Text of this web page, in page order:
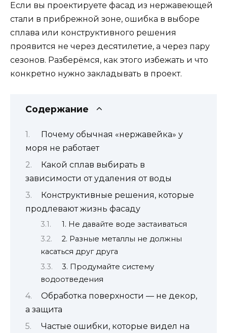
Если вы проектируете фасад из нержавеющей
стали в прибрежной зоне, ошибка в выборе
сплава или конструктивного решения
проявится не через десятилетие, а через пару
сезонов. Разберёмся, как этого избежать и что
конкретно нужно закладывать в проект.
Содержание
Почему обычная «нержавейка» у
моря не работает
Какой сплав выбирать в
зависимости от удаления от воды
Конструктивные решения, которые
продлевают жизнь фасаду
1. Не давайте воде застаиваться
2. Разные металлы не должны
касаться друг друга
3. Продумайте систему
водоотведения
Обработка поверхности — не декор,
а защита
Частые ошибки, которые видел на